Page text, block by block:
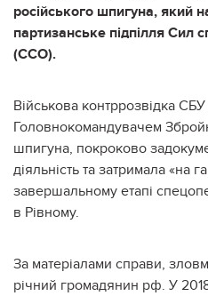
російського шпигуна, який
партизанське підпілля Сил
(ССО).
Військова контррозвідка СБУ
Головнокомандувачем
шпигуна, покроково
діяльність та затримала «на
завершальному етапі
в Рівному.
За матеріалами справи,
річний громадянин рф. У